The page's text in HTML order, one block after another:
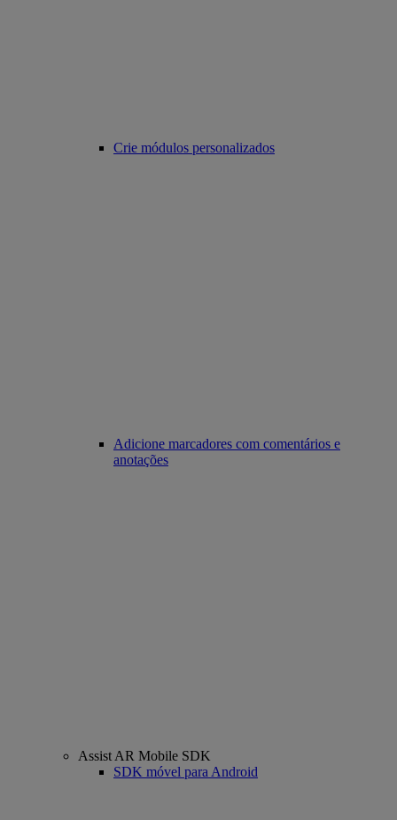
Crie módulos personalizados
Adicione marcadores com comentários e
anotações
Assist AR Mobile SDK
SDK móvel para Android